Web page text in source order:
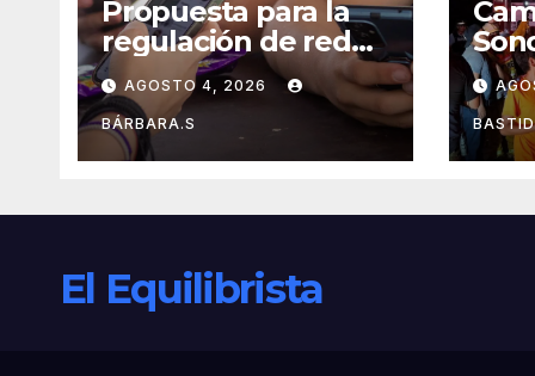
Propuesta para la
regulación de redes
sociales estará lista
a finales de agosto:
Sheinbaum
AGOSTO 4, 2026
BÁRBARA.S
El Equilibrista